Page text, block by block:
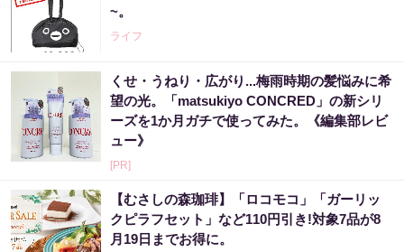
~。
ライフ
くせ・うねり・広がり...梅雨時期の髪悩みに希
望の光。「matsukiyo CONCRED」の新シリ
ーズを1か月ガチで使ってみた。《編集部レビ
ュー》
[PR]
【むさしの森珈琲】「ロコモコ」「ガーリッ
クピラフセット」など110円引き!対象7品が8
月19日までお得に。